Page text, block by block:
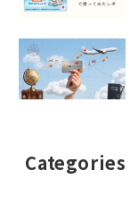
Categories